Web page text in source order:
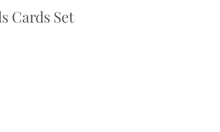
Cards Set